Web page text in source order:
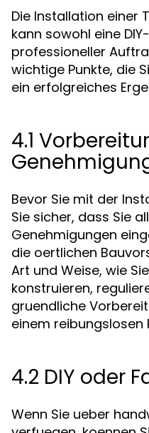
Die Installation einer
kann sowohl eine
professioneller
wichtige Punkte, die
ein erfolgreiches
4.1
Bevor Sie mit der
Sie sicher, dass Sie
Genehmigungen
die oertlichen
Art und Weise, wie
konstruieren,
gruendliche
einem reibungslosen
4.2 DIY oder
Wenn Sie ueber